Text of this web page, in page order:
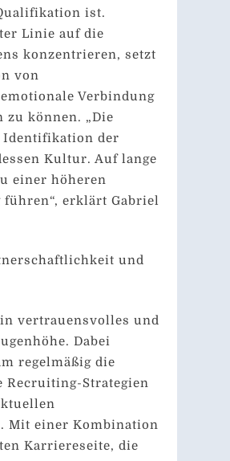
ist.
Linie auf die
konzentrieren, setzt
von
Verbindung
können. „Die
Identifikation der
Kultur. Auf lange
einer höheren
erklärt Gabriel
und
vertrauensvolles und
Dabei
regelmäßig die
Recruiting-Strategien
Mit einer Kombination
Karriereseite, die